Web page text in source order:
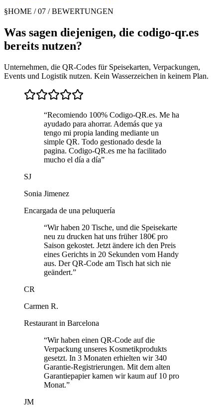
§HOME / 07 / BEWERTUNGEN
Was sagen diejenigen, die codigo-qr.es
bereits nutzen?
Unternehmen, die QR-Codes für Speisekarten, Verpackungen,
Events und Logistik nutzen. Kein Wasserzeichen in keinem Plan.
“Recomiendo 100% Codigo-QR.es. Me ha
ayudado para ahorrar. Además que ya
tengo mi propia landing mediante un
simple QR. Todo gestionado desde la
pagina. Codigo-QR.es me ha facilitado
mucho el día a día”
SJ
Sonia Jimenez
Encargada de una peluquería
“Wir haben 20 Tische, und die Speisekarte
neu zu drucken hat uns früher 180€ pro
Saison gekostet. Jetzt ändere ich den Preis
eines Gerichts in 20 Sekunden vom Handy
aus. Der QR-Code am Tisch hat sich nie
geändert.”
CR
Carmen R.
Restaurant in Barcelona
“Wir haben einen QR-Code auf die
Verpackung unseres Kosmetikprodukts
gesetzt. In 3 Monaten erhielten wir 340
Garantie-Registrierungen. Mit dem alten
Garantiepapier kamen wir kaum auf 10 pro
Monat.”
JM